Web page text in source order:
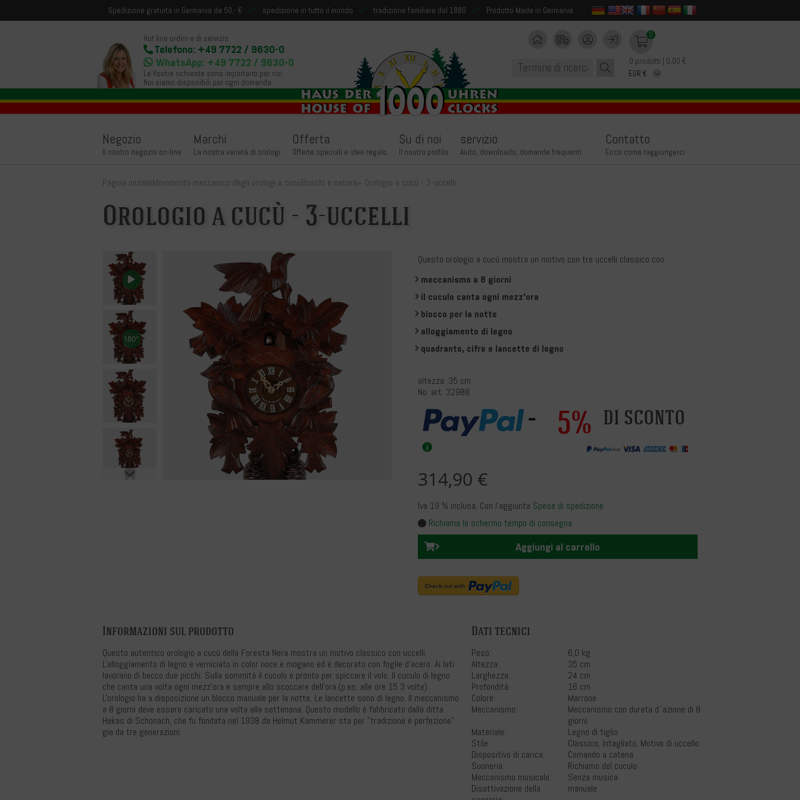
Spedizione gratuita in Germania da 50,- € spedizione in tutto il mondo tradizione familiare dal 1880 Prodotto Made in Germania
Hot line ordini e di servizio
Telefono: +49 7722 / 9630-0
WhatsApp: +49 7722 / 9630-0
Le Vostre richieste sono importanti per noi.
Noi siamo disponibili per ogni domanda.
0
0 prodotti | 0,00 €
Negozio
Il nostro negozio on-line
Marchi
La nostra varietà di orologi
Offerta
Offerte speciali e idee regalo
Su di noi
Il nostro profilo
servizio
Aiuto, downloads, domande frequenti
Contatto
Ecco come raggiungerci
Pagina inizialeMovimento meccanico degli orologi a cucùBoschi e natura» Orologio a cucù - 3-uccelli
Orologio a cucù - 3-uccelli
Questo orologio a cucù mostra un motivo con tre uccelli classico con
meccanismo a 8 giorni
il cuculo canta ogni mezz'ora
blocco per la notte
alloggiamento di legno
quadrante, cifre e lancette di legno
altezza: 35 cm
No. art. 32988
5% di sconto
314,90 €
Iva 19 % inclusa, Con l’aggiunta Spese di spedizione
Richiama lo schermo tempo di consegna
Aggiungi al carrello
Informazioni sul prodotto
Questo autentico orologio a cucù della Foresta Nera mostra un motivo classico con uccelli.
L'alloggiamento di legno e verniciato in color noce e mogano ed é decorato con foglie d'acero. Ai lati
lavorano di becco due picchi. Sulla sommitá il cuculo e pronto per spiccare il volo. Il cuculo di legno
che canta una volta ogni mezz'ora e sempre allo scoccare dell'ora.(p.es. alle ore 15 3 volte).
L'orologio ha a disposizione un blocco manuale per la notte. Le lancette sono di legno. Il meccanismo
a 8 giorni deve essere caricato una volta alla settimana. Questo modello é fabbricato dalla ditta
Hekas di Schonach, che fu fondata nel 1938 da Helmut Kammerer sta per "tradizione e perfezione"
gia da tre generazioni.
Dati tecnici
Peso:
6,0 kg
Altezza:
35 cm
Larghezza:
24 cm
Profondità:
16 cm
Colore:
Marrone
Meccanismo:
Meccanismo con durata d´azione di 8
giorni
Materiale:
Legno di tiglio
Stile:
Classico, Intagliato, Motivo di uccello
Dispositivo di carica:
Comando a catena
Suoneria:
Richiamo del cuculo
Meccanismo musicale:
Senza musica
Disattivazione della
manuale